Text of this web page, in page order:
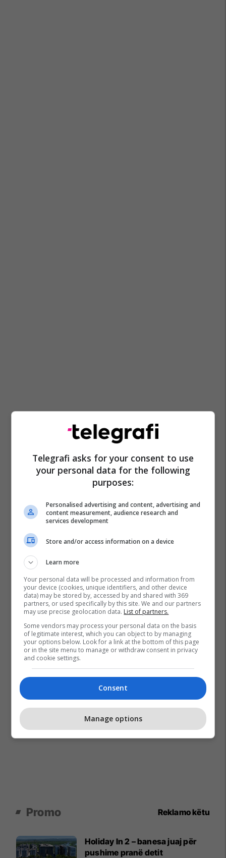
Bombola E Gazit Kina Restorant
Promo Reklamo këtu
Holiday In 2 – banesa juaj për
pushime pranë detit
Telegrafi asks for your consent to use
your personal data for the following
purposes:
Personalised advertising and content, advertising and
content measurement, audience research and
services development
Store and/or access information on a device
Learn more
Your personal data will be processed and information from
your device (cookies, unique identifiers, and other device
data) may be stored by, accessed by and shared with 369
partners, or used specifically by this site. We and our partners
may use precise geolocation data. List of partners.
Some vendors may process your personal data on the basis
of legitimate interest, which you can object to by managing
your options below. Look for a link at the bottom of this page
or in the site menu to manage or withdraw consent in privacy
and cookie settings.
Consent
Manage options